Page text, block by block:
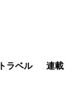
トラベル 連載